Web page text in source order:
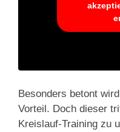
Besonders betont
Vorteil. Doch dieser
Kreislauf-Training zu